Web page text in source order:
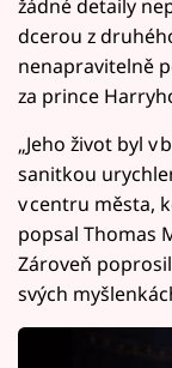
žádné detaily
dcerou z
nenapravitelně
za prince
„Jeho život byl
sanitkou
v centru města,
popsal Thomas
Zároveň
svých